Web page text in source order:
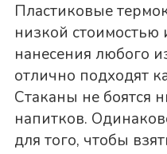
Пластиковые
низкой
нанесения любого
отлично подходят
Стаканы не боятся
напитков.
для того, чтобы